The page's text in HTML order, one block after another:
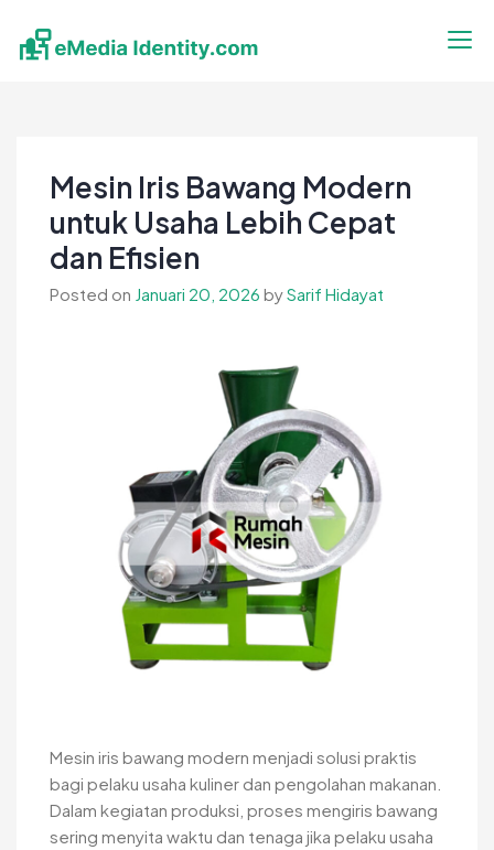
content
Mesin Iris Bawang Modern
untuk Usaha Lebih Cepat
dan Efisien
Posted on Januari 20, 2026 bySarif Hidayat
Mesin iris bawang modern menjadi solusi praktis
bagi pelaku usaha kuliner dan pengolahan makanan.
Dalam kegiatan produksi, proses mengiris bawang
sering menyita waktu dan tenaga jika pelaku usaha